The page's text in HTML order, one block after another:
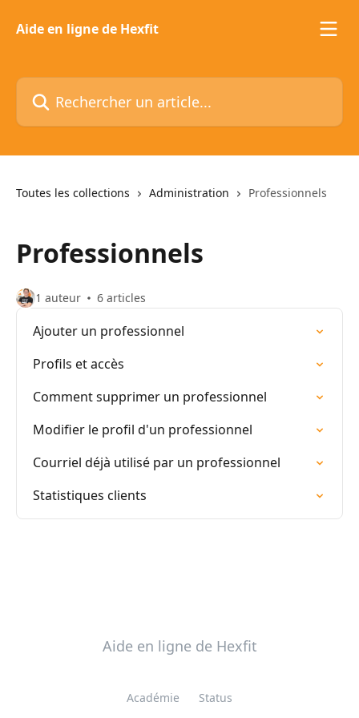
Aide en ligne de Hexfit
Rechercher un article...
Toutes les collections Administration Professionnels
Professionnels
1 auteur 6 articles
Ajouter un professionnel
Profils et accès
Comment supprimer un professionnel
Modifier le profil d'un professionnel
Courriel déjà utilisé par un professionnel
Statistiques clients
Aide en ligne de Hexfit
Académie Status